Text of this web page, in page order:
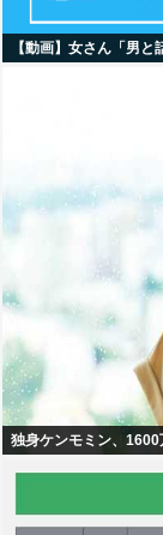
【動画】女さん「男
独身ケンモミン、